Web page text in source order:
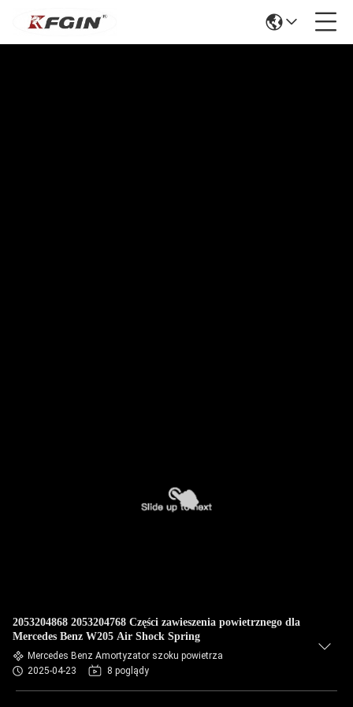
2053204868 2053204768 Części zawieszenia powietrznego dla
Mercedes Benz W205 Air Shock Spring
Mercedes Benz Amortyzator szoku powietrza
2025-04-23
8 poglądy